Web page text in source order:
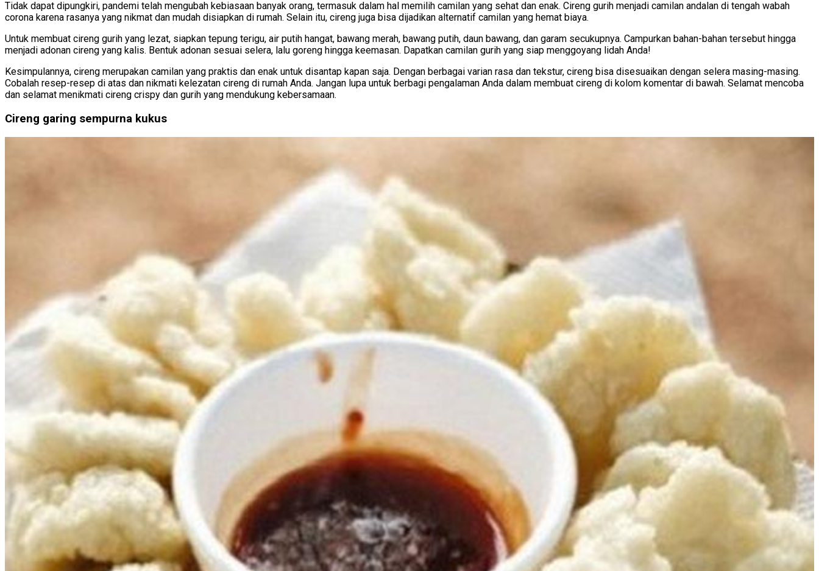
Tidak dapat dipungkiri, pandemi telah mengubah kebiasaan banyak orang, termasuk dalam hal memilih camilan yang sehat dan enak. Cireng gurih menjadi camilan andalan di tengah wabah
corona karena rasanya yang nikmat dan mudah disiapkan di rumah. Selain itu, cireng juga bisa dijadikan alternatif camilan yang hemat biaya.
Untuk membuat cireng gurih yang lezat, siapkan tepung terigu, air putih hangat, bawang merah, bawang putih, daun bawang, dan garam secukupnya. Campurkan bahan-bahan tersebut hingga
menjadi adonan cireng yang kalis. Bentuk adonan sesuai selera, lalu goreng hingga keemasan. Dapatkan camilan gurih yang siap menggoyang lidah Anda!
Kesimpulannya, cireng merupakan camilan yang praktis dan enak untuk disantap kapan saja. Dengan berbagai varian rasa dan tekstur, cireng bisa disesuaikan dengan selera masing-masing.
Cobalah resep-resep di atas dan nikmati kelezatan cireng di rumah Anda. Jangan lupa untuk berbagi pengalaman Anda dalam membuat cireng di kolom komentar di bawah. Selamat mencoba
dan selamat menikmati cireng crispy dan gurih yang mendukung kebersamaan.
Cireng garing sempurna kukus